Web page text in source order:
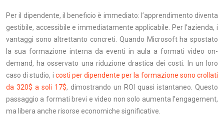
Per il dipendente, il beneficio è immediato: l’apprendimento diventa
gestibile, accessibile e immediatamente applicabile. Per l’azienda, i
vantaggi sono altrettanto concreti. Quando Microsoft ha spostato
la sua formazione interna da eventi in aula a formati video on-
demand, ha osservato una riduzione drastica dei costi. In un loro
caso di studio, i costi per dipendente per la formazione sono crollati
da 320$ a soli 17$, dimostrando un ROI quasi istantaneo. Questo
passaggio a formati brevi e video non solo aumenta l’engagement,
ma libera anche risorse economiche significative.